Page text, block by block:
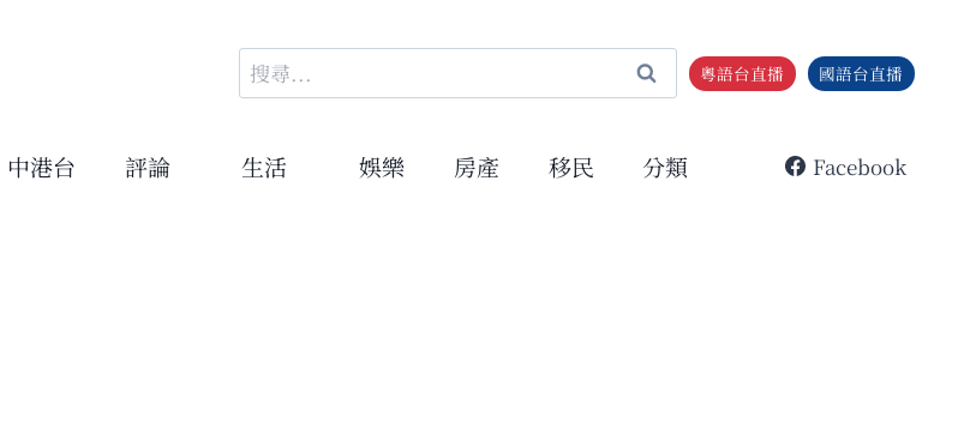
搜
尋
鍵
粵語台直播 國語台直播
中港台 評論 生活 娛樂 房產 移民 分類 Facebook